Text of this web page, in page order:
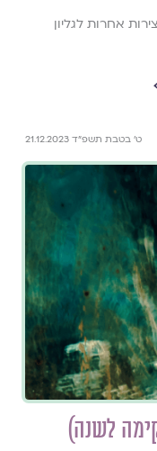
אחרות לגליון
ט׳ בטבת תשפ״ד 21.12.2023
לשנה)